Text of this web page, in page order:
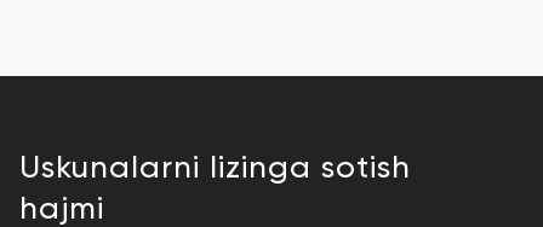
Uskunalarni lizinga sotish
hajmi